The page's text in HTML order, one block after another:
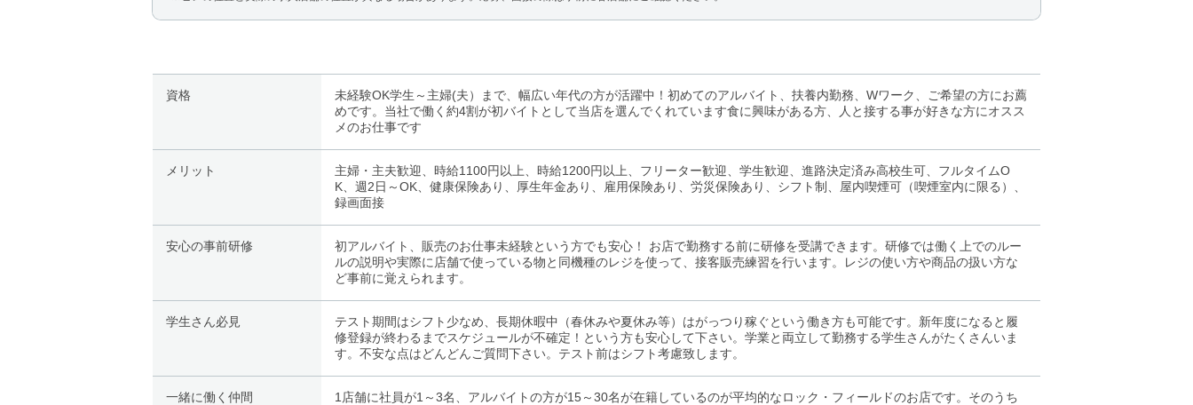
資格
未経験OK学生～主婦(夫）まで、幅広い年代の方が活躍中！初めてのアルバイト、扶養内勤務、Wワーク、ご希望の方にお薦
めです。当社で働く約4割が初バイトとして当店を選んでくれています食に興味がある方、人と接する事が好きな方にオスス
メのお仕事です
メリット
主婦・主夫歓迎、時給1100円以上、時給1200円以上、フリーター歓迎、学生歓迎、進路決定済み高校生可、フルタイムO
K、週2日～OK、健康保険あり、厚生年金あり、雇用保険あり、労災保険あり、シフト制、屋内喫煙可（喫煙室内に限る）、
録画面接
安心の事前研修
初アルバイト、販売のお仕事未経験という方でも安心！ お店で勤務する前に研修を受講できます。研修では働く上でのルー
ルの説明や実際に店舗で使っている物と同機種のレジを使って、接客販売練習を行います。レジの使い方や商品の扱い方な
ど事前に覚えられます。
学生さん必見
テスト期間はシフト少なめ、長期休暇中（春休みや夏休み等）はがっつり稼ぐという働き方も可能です。新年度になると履
修登録が終わるまでスケジュールが不確定！という方も安心して下さい。学業と両立して勤務する学生さんがたくさんいま
す。不安な点はどんどんご質問下さい。テスト前はシフト考慮致します。
一緒に働く仲間
1店舗に社員が1～3名、アルバイトの方が15～30名が在籍しているのが平均的なロック・フィールドのお店です。そのうち